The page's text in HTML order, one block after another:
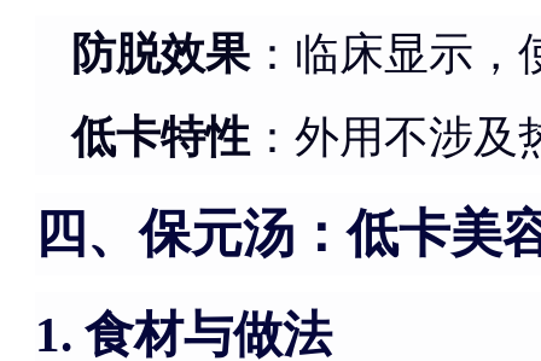
防脱效果：临床显示，
低卡特性 ：外用不涉
四、保元汤：低卡美
1. 食材与做法